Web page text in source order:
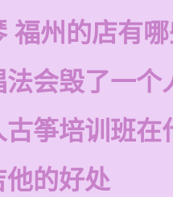
福州的店有
法会毁了一个
古筝培训班在
他的好处